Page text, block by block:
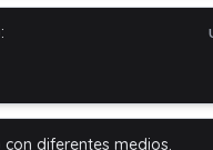
diferentes medios.